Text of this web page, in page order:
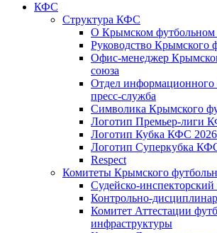
КФС
Структура КФС
О Крымском футбольном
Руководство Крымского
Офис-менеджер
союза
Отдел информационного
пресс-служба
Символика Крымского
Логотип Премьер-лиги
Логотип Кубка КФС 2026
Логотип Суперкубка
Respect
Комитеты Крымского
Судейско-инспекторский
Контрольно-
Комитет Аттестации
инфраструктуры